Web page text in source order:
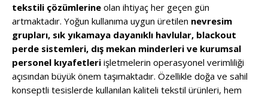
tekstili çözümlerine olan ihtiyaç her geçen gün
artmaktadır. Yoğun kullanıma uygun üretilen nevresim
grupları, sık yıkamaya dayanıklı havlular, blackout
perde sistemleri, dış mekan minderleri ve kurumsal
personel kıyafetleri işletmelerin operasyonel verimliliği
açısından büyük önem taşımaktadır. Özellikle doğa ve sahil
konseptli tesislerde kullanılan kaliteli tekstil ürünleri, hem